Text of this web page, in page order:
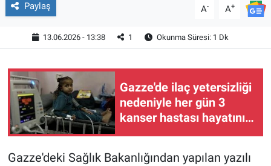
Paylaş A- A+
13.06.2026 - 13:38 1 Okunma Süresi: 1 Dk
Gazze'de ilaç yetersizliği
nedeniyle her gün 3
kanser hastası hayatını
kaybediyor
Gazze'deki Sağlık Bakanlığından yapılan yazılı